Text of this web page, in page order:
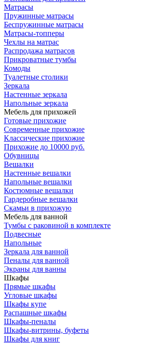
Матрасы
Пружинные матрасы
Беспружинные матрасы
Матрасы-топперы
Чехлы на матрас
Распродажа матрасов
Прикроватные тумбы
Комоды
Туалетные столики
Зеркала
Настенные зеркала
Напольные зеркала
Мебель для прихожей
Готовые прихожие
Современные прихожие
Классические прихожие
Прихожие до 10000 руб.
Обувницы
Вешалки
Настенные вешалки
Напольные вешалки
Костюмные вешалки
Гардеробные вешалки
Скамьи в прихожую
Мебель для ванной
Тумбы c раковиной в комплекте
Подвесные
Напольные
Зеркала для ванной
Пеналы для ванной
Экраны для ванны
Шкафы
Прямые шкафы
Угловые шкафы
Шкафы купе
Распашные шкафы
Шкафы-пеналы
Шкафы-витрины, буфеты
Шкафы для книг